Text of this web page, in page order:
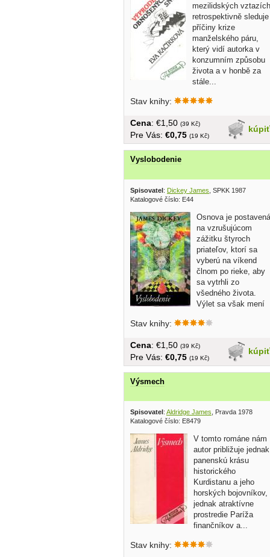
mezilidských vztazích
retrospektivně sleduje
příčiny krize
manželského páru,
který vidí autorka v
konzumním způsobu
života a v honbě za
stále...
Stav knihy:
kúpiť
Cena: €1,50 (39 Kč)
Pre Vás: €0,75 (19 Kč)
Vyslobodenie
Spisovatel: Dickey James , SPKK 1987
Katalogové číslo: E44
Osnova je postavená
na vzrušujúcom
zážitku štyroch
priateľov, ktorí sa
vyberú na víkend
člnom po rieke, aby
sa vytrhli zo
všedného života.
Výlet sa však mení
Stav knihy:
kúpiť
Cena: €1,50 (39 Kč)
Pre Vás: €0,75 (19 Kč)
Výsmech
Spisovatel : Aldridge James , Pravda 1978
Katalogové číslo: E8479
V tomto románe nám
autor približuje jednak
panenskú krásu
historického
Kurdistanu a jeho
horských bojovníkov,
jednak atraktívne
prostredie Paríža
finančníkov a...
Stav knihy: